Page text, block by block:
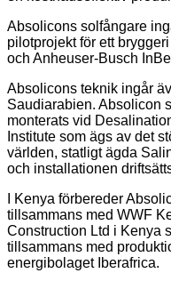
Absolicons solfångare
pilotprojekt för ett
och Anheuser-Busch
Absolicons teknik ingår
Saudiarabien. Absolicon
monterats vid
Institute som ägs av det
världen, statligt ägda
och installationen
I Kenya förbereder
tillsammans med WWF
Construction Ltd i Kenya
tillsammans med
energibolaget Iberafrica.